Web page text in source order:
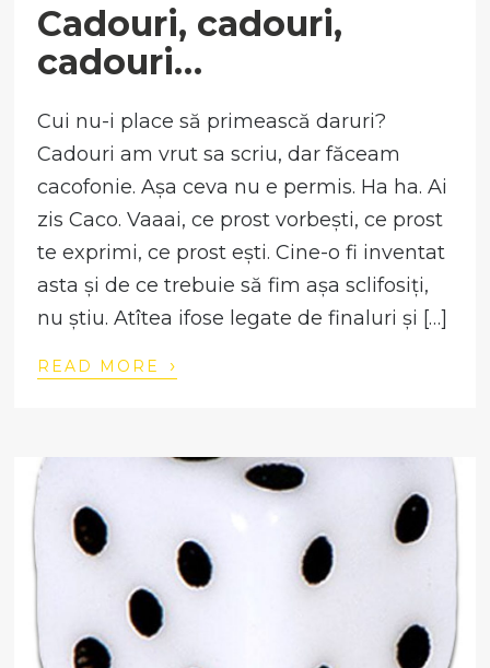
Cadouri, cadouri,
cadouri…
Cui nu-i place să primească daruri?
Cadouri am vrut sa scriu, dar făceam
cacofonie. Așa ceva nu e permis. Ha ha. Ai
zis Caco. Vaaai, ce prost vorbești, ce prost
te exprimi, ce prost ești. Cine-o fi inventat
asta și de ce trebuie să fim așa sclifosiți,
nu știu. Atîtea ifose legate de finaluri și […]
READ MORE ›